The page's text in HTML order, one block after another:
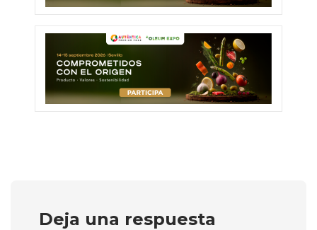
Deja una respuesta